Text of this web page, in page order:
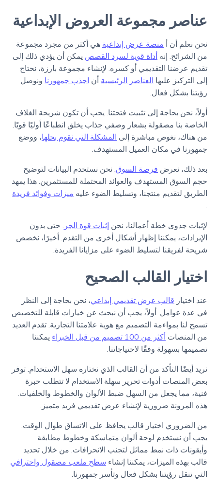
عناصر مجموعة العروض الإبداعية
نحن نعلم أن أ منصة عرض إبداعية هي أكثر من مجرد مجموعة
من الشرائح. إنه أداة قوية لسرد القصص يمكن أن يؤدي ذلك إلى
تقديم عرضنا التقديمي أو كسره. لإنشاء مجموعة بارزة، نحتاج
إلى التركيز عليها العناصر الرئيسية أن اجذب جمهورنا ونوصل
رؤيتنا بشكل فعال.
أولاً، نحن بحاجة إلى تثبيت فتحتنا. يجب أن تكون شريحة الغلاف
الخاصة بنا مصقولة بشعار وصفي جذاب يخلق انطباعًا أوليًا قويًا.
من هناك، نغوص مباشرة إلى المشكلة التي نقوم بحلها، ووضع
جمهورنا في مكان العميل المستهدف.
بعد ذلك، نعرض فرصة السوق. نحن نستخدم البيانات لتوضيح
حجم السوق المستهدف والعوائد المحتملة للمستثمرين. هذا يمهد
الطريق لتقديم منتجنا، وتسليط الضوء عليه ميزات وفوائد فريدة
.
لإثبات جدوى خطة أعمالنا، نحن إثبات قوة الجر . حتى بدون
الإيرادات، يمكننا إظهار أشكال أخرى من التقدم. أخيرًا، نخصص
شريحة لفريقنا لتسليط الضوء على مزايانا الفريدة.
اختيار القالب الصحيح
عند اختيار قالب عرض تقديمي إبداعي، نحن بحاجة إلى النظر
في عدة عوامل. أولاً، يجب أن نبحث عن خيارات قابلة للتخصيص
تسمح لنا بمواءمة التصميم مع هوية علامتنا التجارية. تقدم العديد
من المنصات أكثر من 100 تصميم من قبل الخبراء
يمكننا
تصميمها بسهولة وفقًا لاحتياجاتنا.
نريد أيضًا التأكد من أن القالب الذي نختاره سهل الاستخدام. توفر
بعض المنصات أدوات تحرير سهلة الاستخدام لا تتطلب خبرة
فنية، مما يجعل من السهل ضبط الألوان والخطوط والخلفيات.
هذه المرونة ضرورية لإنشاء عرض تقديمي فريد متميز.
من الضروري اختيار قالب يحافظ على الاتساق طوال الوقت.
يجب أن نستخدم لوحة ألوان متماسكة وخطوط مطابقة
وأيقونات ذات نمط مماثل لتجنب الانحرافات. من خلال تحديد
قالب بهذه الميزات، يمكننا إنشاء سطح ملعب مصقول واحترافي
التي تنقل رؤيتنا بشكل فعال وتأسر جمهورنا.